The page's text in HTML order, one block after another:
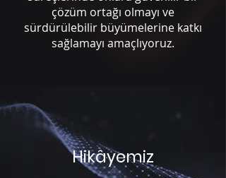
çözüm ortağı olmayı ve
sürdürülebilir büyümelerine katkı
sağlamayı amaçlıyoruz.
Hikâyemiz